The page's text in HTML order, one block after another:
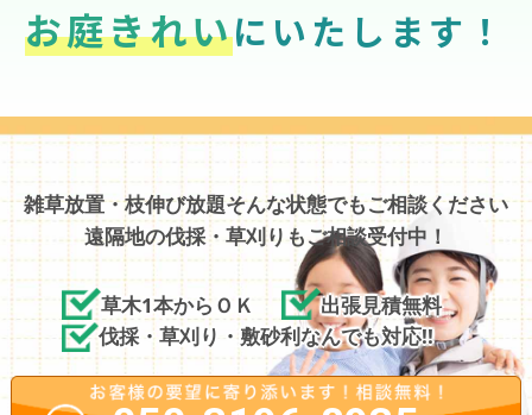
お庭きれいにいたします！
雑草放置・枝伸び放題そんな状態でもご相談ください
遠隔地の伐採・草刈りもご相談受付中！
草木1本からＯＫ
出張見積無料
伐採・草刈り・敷砂利なんでも対応!!